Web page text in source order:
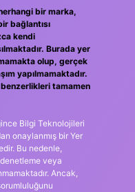
bir marka,
bağlantısı
kendi
Burada yer
olup, gerçek
yapılmamaktadır.
tamamen
Bilgi Teknolojileri
onaylanmış bir Yer
Bu nedenle,
veya
Ancak,